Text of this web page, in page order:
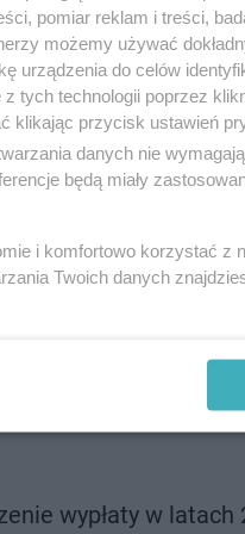
świadczenia
zawarcie
i prywatnych.Stawka
roku.
wypłaty w latach
pomiar reklam i treści,
możemy używać
urządzenia do celów
tych technologii poprzez
klikając przycisk ustawień
danych nie
będą miały
i komfortowo korzystać z
Twoich danych